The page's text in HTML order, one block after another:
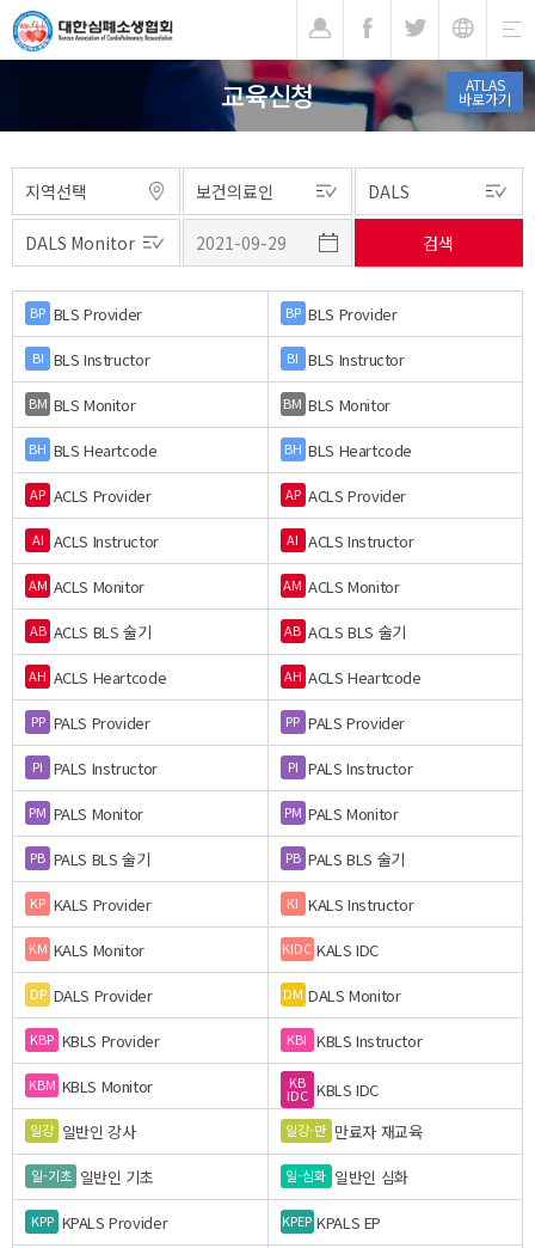
ATLAS
바로가기
교육신청
BP BLS Provider BP BLS Provider
BI BLS Instructor BI BLS Instructor
BM BLS Monitor BM BLS Monitor
BH BLS Heartcode BH BLS Heartcode
AP ACLS Provider AP ACLS Provider
AI ACLS Instructor AI ACLS Instructor
AM ACLS Monitor AM ACLS Monitor
AB ACLS BLS 술기 AB ACLS BLS 술기
AH ACLS Heartcode AH ACLS Heartcode
PP PALS Provider PP PALS Provider
PI PALS Instructor PI PALS Instructor
PM PALS Monitor PM PALS Monitor
PB PALS BLS 술기 PB PALS BLS 술기
KP KALS Provider KI KALS Instructor
KM KALS Monitor KIDC KALS IDC
DP DALS Provider DM DALS Monitor
KBP KBLS Provider KBI KBLS Instructor
KBM KBLS Monitor KB
IDC KBLS IDC
일강 일반인 강사 일강-만 만료자 재교육
일-기초 일반인 기초 일-심화 일반인 심화
KPP KPALS Provider KPEP KPALS EP